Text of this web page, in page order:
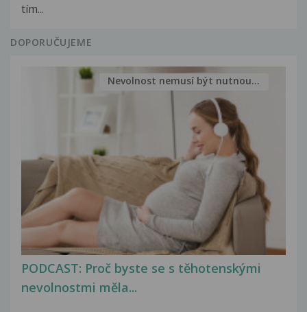
tím...
DOPORUČUJEME
PODCAST: Proč byste se s těhotenskými
nevolnostmi měla...
Nevolnost nemusí být nutnou...